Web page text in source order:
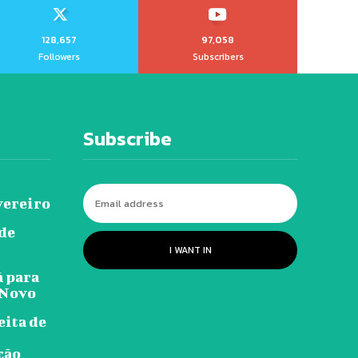
128,657
Followers
97,058
Subscribers
para
de
Subscribe
I WANT IN